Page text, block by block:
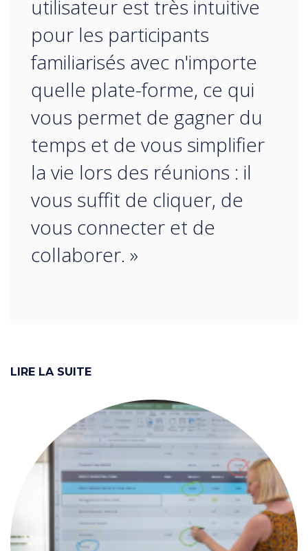
LIRE LA SUITE
utilisateur est très intuitive
pour les participants
familiarisés avec n'importe
quelle plate-forme, ce qui
vous permet de gagner du
temps et de vous simplifier
la vie lors des réunions : il
vous suffit de cliquer, de
vous connecter et de
collaborer. »